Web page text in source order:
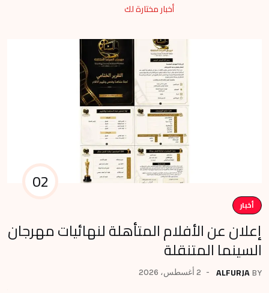
أخبار مختارة لك
02
أخبار
إعلان عن الأفلام المتأهلة لنهائيات مهرجان
السينما المتنقلة
BY
ALFURJA 2 أغسطس، 2026